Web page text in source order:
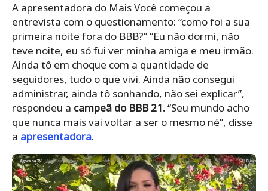
A apresentadora do Mais Você começou a
entrevista com o questionamento: “como foi a sua
primeira noite fora do BBB?” “Eu não dormi, não
teve noite, eu só fui ver minha amiga e meu irmão.
Ainda tô em choque com a quantidade de
seguidores, tudo o que vivi. Ainda não consegui
administrar, ainda tô sonhando, não sei explicar”,
respondeu a campeã do BBB 21.“Seu mundo acho
que nunca mais vai voltar a ser o mesmo né”, disse
a apresentadora.